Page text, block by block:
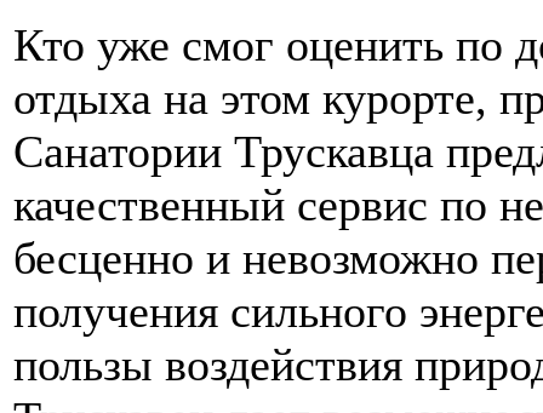
Кто уже смог оценить по
отдыха на этом курорте,
Санатории Трускавца
качественный сервис по
бесценно и невозможно
получения сильного
пользы воздействия